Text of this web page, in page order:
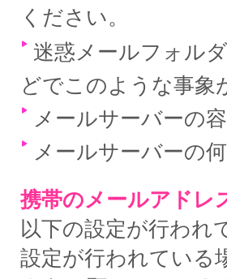
ください。
迷惑メールフォル
どでこのような事象
メールサーバーの
メールサーバーの
携帯のメールアドレ
以下の設定が行われ
設定が行われている